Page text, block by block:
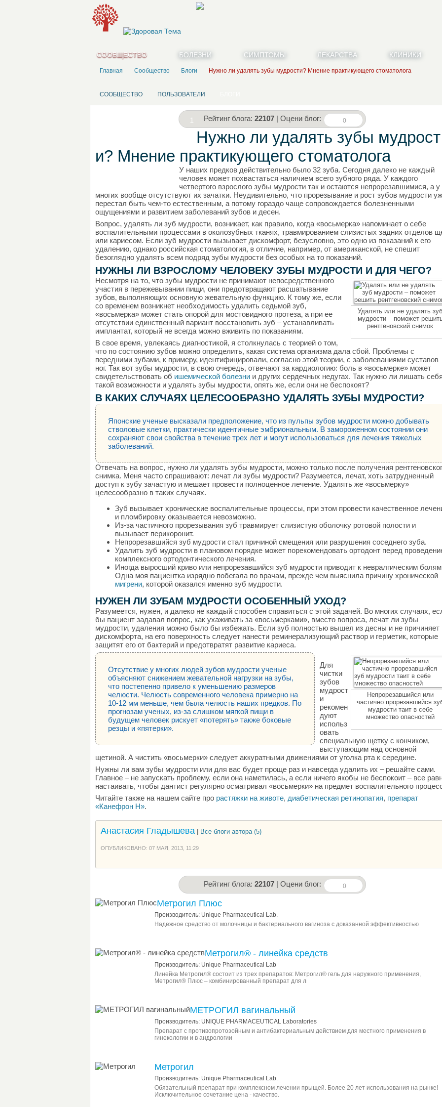
СООБЩЕСТВО БОЛЕЗНИ СИМПТОМЫ ЛЕКАРСТВА КЛИНИКИ
Главная Сообщество Блоги Нужно ли удалять зубы мудрости? Мнение практикующего стоматолога
СООБЩЕСТВО ПОЛЬЗОВАТЕЛИ
1 Рейтинг блога: 22107 | Оцени блог: 0
Нужно ли удалять зубы мудрост
и? Мнение практикующего стоматолога
У наших предков действительно было 32 зуба. Сегодня далеко не каждый
человек может похвастаться наличием всего зубного ряда. У каждого
четвертого взрослого зубы мудрости так и остаются непрорезавшимися, а у
многих вообще отсутствуют их зачатки. Неудивительно, что прорезывание и рост зубов мудрости
перестал быть чем-то естественным, а потому гораздо чаще сопровождается болезненными
ощущениями и развитием заболеваний зубов и десен.
Вопрос, удалять ли зуб мудрости, возникает, как правило, когда «восьмерка» напоминает о себе
воспалительными процессами в околозубных тканях, травмированием слизистых задних отделов
или кариесом. Если зуб мудрости вызывает дискомфорт, безусловно, это одно из показаний к его
удалению, однако российская стоматология, в отличие, например, от американской, не спешит
безоглядно удалять всем подряд зубы мудрости без особых на то показаний.
НУЖНЫ ЛИ ВЗРОСЛОМУ ЧЕЛОВЕКУ ЗУБЫ МУДРОСТИ И ДЛЯ ЧЕГО?
Удалять или не удалять зуб
мудрости – поможет
рентгеновский снимок
Несмотря на то, что зубы мудрости не принимают непосредственного
участия в пережевывании пищи, они предотвращают расшатывание
зубов, выполняющих основную жевательную функцию. К тому же, если
со временем возникнет необходимость удалить седьмой зуб,
«восьмерка» может стать опорой для мостовидного протеза, а при ее
отсутствии единственный вариант восстановить зуб – устанавливать
имплантат, который не всегда можно вживить по показаниям.
В свое время, увлекаясь диагностикой, я столкнулась с теорией о том,
что по состоянию зубов можно определить, какая система организма дала сбой. Проблемы с
передними зубами, к примеру, идентифицировали, согласно этой теории, с заболеваниями суставов
ног. Так вот зубы мудрости, в свою очередь, отвечают за кардиологию: боль в «восьмерке» может
свидетельствовать об ишемической болезни и других сердечных недугах. Так нужно ли лишать себя
такой возможности и удалять зубы мудрости, опять же, если они не беспокоят?
В КАКИХ СЛУЧАЯХ ЦЕЛЕСООБРАЗНО УДАЛЯТЬ ЗУБЫ МУДРОСТИ?
Японские ученые высказали предположение, что из пульпы зубов мудрости можно добывать
стволовые клетки, практически идентичные эмбриональным. В замороженном состоянии они
сохраняют свои свойства в течение трех лет и могут использоваться для лечения тяжелых
заболеваний.
Отвечать на вопрос, нужно ли удалять зубы мудрости, можно только после получения
снимка. Меня часто спрашивают: лечат ли зубы мудрости? Разумеется, лечат, хоть затрудненный
доступ к зубу зачастую и мешает провести полноценное лечение. Удалять же «восьмерку»
целесообразно в таких случаях.
Зуб вызывает хронические воспалительные процессы, при этом провести качественное
и пломбировку оказывается невозможно.
Из-за частичного прорезывания зуб травмирует слизистую оболочку ротовой полости и
вызывает перикоронит.
Непрорезавшийся зуб мудрости стал причиной смещения или разрушения соседнего зуба.
Удалить зуб мудрости в плановом порядке может порекомендовать ортодонт перед
комплексного ортодонтического лечения.
Иногда выросший криво или непрорезавшийся зуб мудрости приводит к невралгическим
Одна моя пациентка изрядно побегала по врачам, прежде чем выяснила причину хронической
мигрени, которой оказался именно зуб мудрости.
НУЖЕН ЛИ ЗУБАМ МУДРОСТИ ОСОБЕННЫЙ УХОД?
Разумеется, нужен, и далеко не каждый способен справиться с этой задачей. Во многих случаях,
бы пациент задавал вопрос, как ухаживать за «восьмерками», вместо вопроса, лечат ли зубы
мудрости, удаления можно было бы избежать. Если зуб полностью вышел из десны и не причиняет
дискомфорта, на его поверхность следует нанести реминерализующий раствор и герметик, которые
защитят его от бактерий и предотвратят развитие кариеса.
Непрорезавшийся или
частично прорезавшийся
мудрости таит в себе
множество опасностей
Отсутствие у многих людей зубов мудрости ученые
объясняют снижением жевательной нагрузки на зубы,
что постепенно привело к уменьшению размеров
челюсти. Челюсть современного человека примерно на
10-12 мм меньше, чем была челюсть наших предков. По
прогнозам ученых, из-за слишком мягкой пищи в
будущем человек рискует «потерять» также боковые
резцы и «пятерки».
Для
чистки
зубов
мудрост
и
рекомен
дуют
использ
овать
специальную щетку с кончиком,
выступающим над основной
щетиной. А чистить «восьмерки» следует аккуратными движениями от уголка рта к середине.
Нужны ли вам зубы мудрости или для вас будет проще раз и навсегда удалить их – решайте сами.
Главное – не запускать проблему, если она наметилась, а если ничего якобы не беспокоит – все
настаивать, чтобы дантист регулярно осматривал «восьмерки» на предмет воспалительного
Читайте также на нашем сайте про растяжки на животе, диабетическая ретинопатия, препарат
«Канефрон H».
Анастасия Гладышева Все блоги автора (5)
ОПУБЛИКОВАНО: 07 МАЯ, 2013, 11:29
Рейтинг блога: 22107 | Оцени блог: 0
Метрогил Плюс
Производитель: Unique Pharmaceutical Lab.
Надежное средство от молочницы и бактериального вагиноза с доказанной эффективностью
Метрогил® - линейка средств
Производитель: Unique Pharmaceutical Lab
Линейка Метрогил® состоит из трех препаратов: Метрогил® гель для наружного применения,
Метрогил® Плюс – комбинированный препарат для л
МЕТРОГИЛ вагинальный
Производитель: UNIQUE PHARMACEUTICAL Laboratories
Препарат с противопротозойным и антибактериальным действием для местного применения в
гинекологии и в андрологии
Метрогил
Производитель: Unique Pharmaceutical Lab.
Обязательный препарат при комплексном лечении прыщей. Более 20 лет использования на рынке!
Исключительное сочетание цена - качество.